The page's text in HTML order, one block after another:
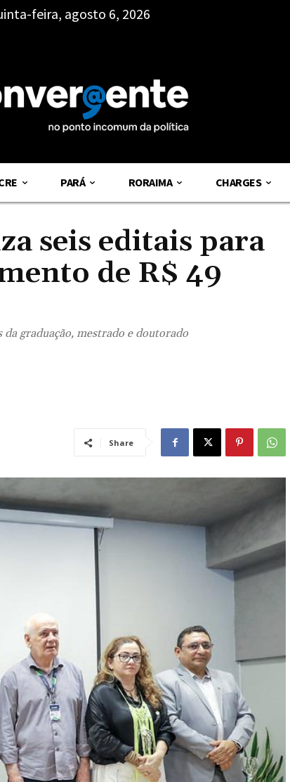
feira, agosto 6, 2026
PARÁ RORAIMA CHARGES
seis editais para
de R$ 49
da graduação, mestrado e doutorado
Share